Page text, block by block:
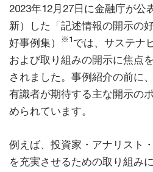
2023年12月27日に金融庁が公
新）した「記述情報の開示の
好事例集）
※1では、サステナ
および取り組みの開示に焦点
されました。事例紹介の前に
有識者が期待する主な開示の
められています。
例えば、投資家・アナリスト
を充実させるための取り組み